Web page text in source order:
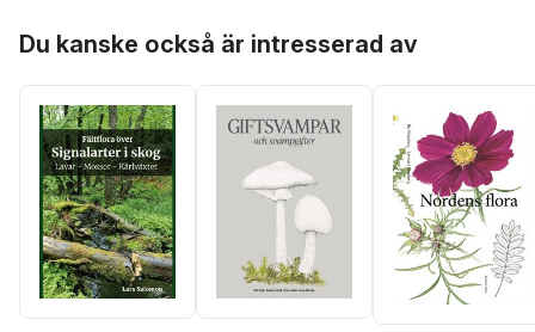
Du kanske också är intresserad av